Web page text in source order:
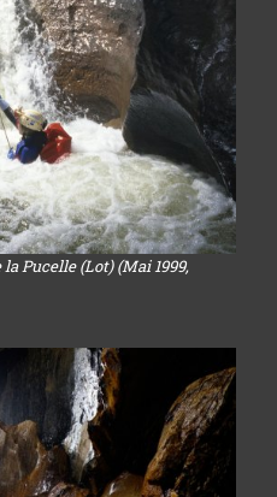
Pucelle (Lot) (Mai 1999,